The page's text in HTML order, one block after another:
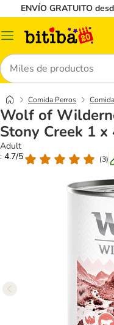
ENVÍO GRATUITO
Menú
Buscar
Comida Perros
Wolf of
Stony Creek 1 x
Adult
: 4.7/5
(3)